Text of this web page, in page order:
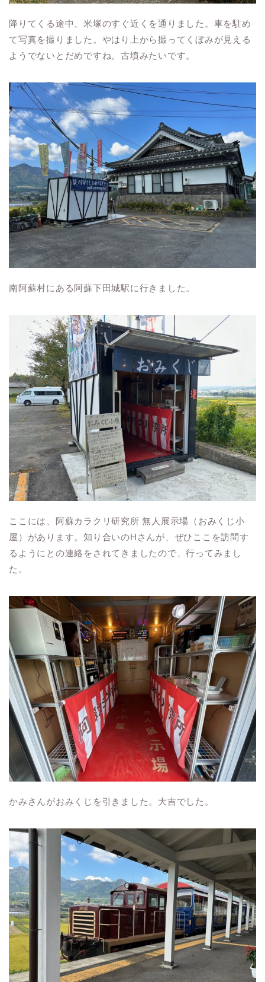
降りてくる途中、米塚のすぐ近くを通りました。車を駐め
て写真を撮りました。やはり上から撮ってくぼみが見える
ようでないとだめですね。古墳みたいです。
南阿蘇村にある阿蘇下田城駅に行きました。
ここには、阿蘇カラクリ研究所 無人展示場（おみくじ小
屋）があります。知り合いのHさんが、ぜひここを訪問す
るようにとの連絡をされてきましたので、行ってみまし
た。
かみさんがおみくじを引きました。大吉でした。